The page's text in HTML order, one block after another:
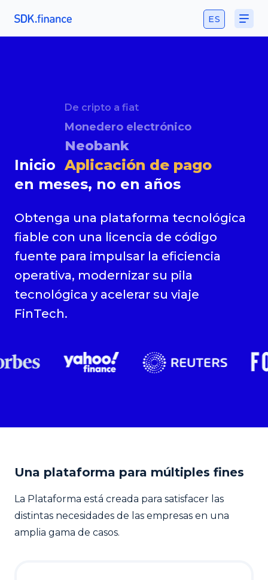
ES
Inicio
De cripto a fiat
Monedero electrónico
Neobank
Aplicación de pago
en meses, no en años
Obtenga una plataforma tecnológica
fiable con una licencia de código
fuente para impulsar la eficiencia
operativa, modernizar su pila
tecnológica y acelerar su viaje
FinTech.
Una plataforma para múltiples fines
La Plataforma está creada para satisfacer las
distintas necesidades de las empresas en una
amplia gama de casos.